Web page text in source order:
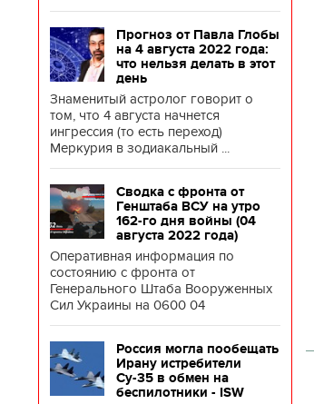
Прогноз от Павла Глобы
на 4 августа 2022 года:
что нельзя делать в этот
день
Знаменитый астролог говорит о
том, что 4 августа начнется
ингрессия (то есть переход)
Меркурия в зодиакальный ...
Сводка с фронта от
Генштаба ВСУ на утро
162-го дня войны (04
августа 2022 года)
Оперативная информация по
состоянию с фронта от
Генерального Штаба Вооруженных
Сил Украины на 0600 04
Россия могла пообещать
Ирану истребители
Су-35 в обмен на
беспилотники - ISW